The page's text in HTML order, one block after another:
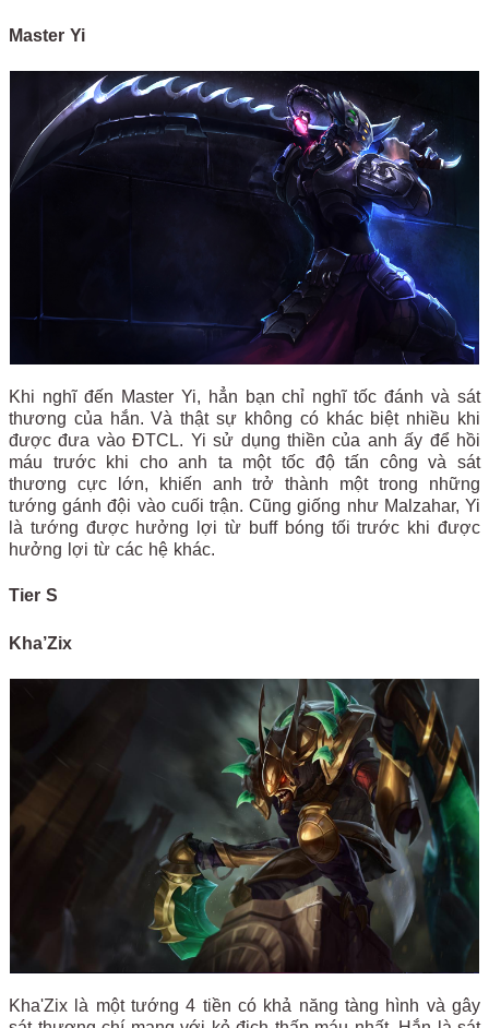
Master Yi
Khi nghĩ đến Master Yi, hẳn bạn chỉ nghĩ tốc đánh và sát
thương của hắn. Và thật sự không có khác biệt nhiều khi
được đưa vào ĐTCL. Yi sử dụng thiền của anh ấy để hồi
máu trước khi cho anh ta một tốc độ tấn công và sát
thương cực lớn, khiến anh trở thành một trong những
tướng gánh đội vào cuối trận. Cũng giống như Malzahar, Yi
là tướng được hưởng lợi từ buff bóng tối trước khi được
hưởng lợi từ các hệ khác.
Tier S
Kha’Zix
Kha'Zix là một tướng 4 tiền có khả năng tàng hình và gây